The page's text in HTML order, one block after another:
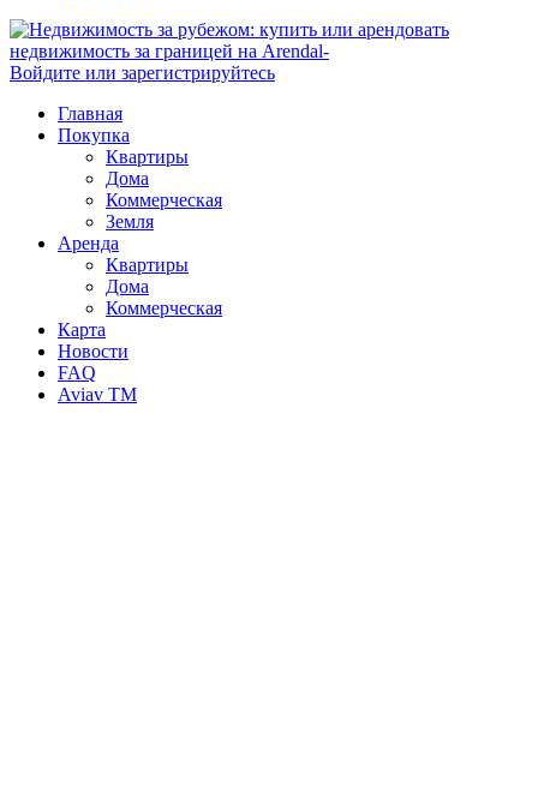
Войдите или зарегистрируйтесь
Главная
Покупка
Квартиры
Дома
Коммерческая
Земля
Аренда
Квартиры
Дома
Коммерческая
Карта
Новости
FAQ
Aviav TM